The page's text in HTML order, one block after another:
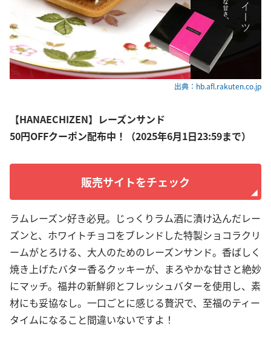
出典：hb.afl.rakuten.co.jp
【HANAECHIZEN】レーズンサンド
50円OFFクーポン配布中！（2025年6月1日23:59まで）
販売サイトをチェック
ラムレーズン好き必見。じっくりラム酒に漬け込んだレー
ズンと、ホワイトチョコをブレンドした特製ショコラクリ
ームがとろける、大人のためのレーズンサンド。香ばしく
焼き上げたバター香るクッキーが、まろやかな甘さと絶妙
にマッチ。福井の新鮮卵とフレッシュバターを使用し、素
材にも妥協なし。一口ごとに感じる贅沢で、至福のティー
タイムになること間違いないですよ！